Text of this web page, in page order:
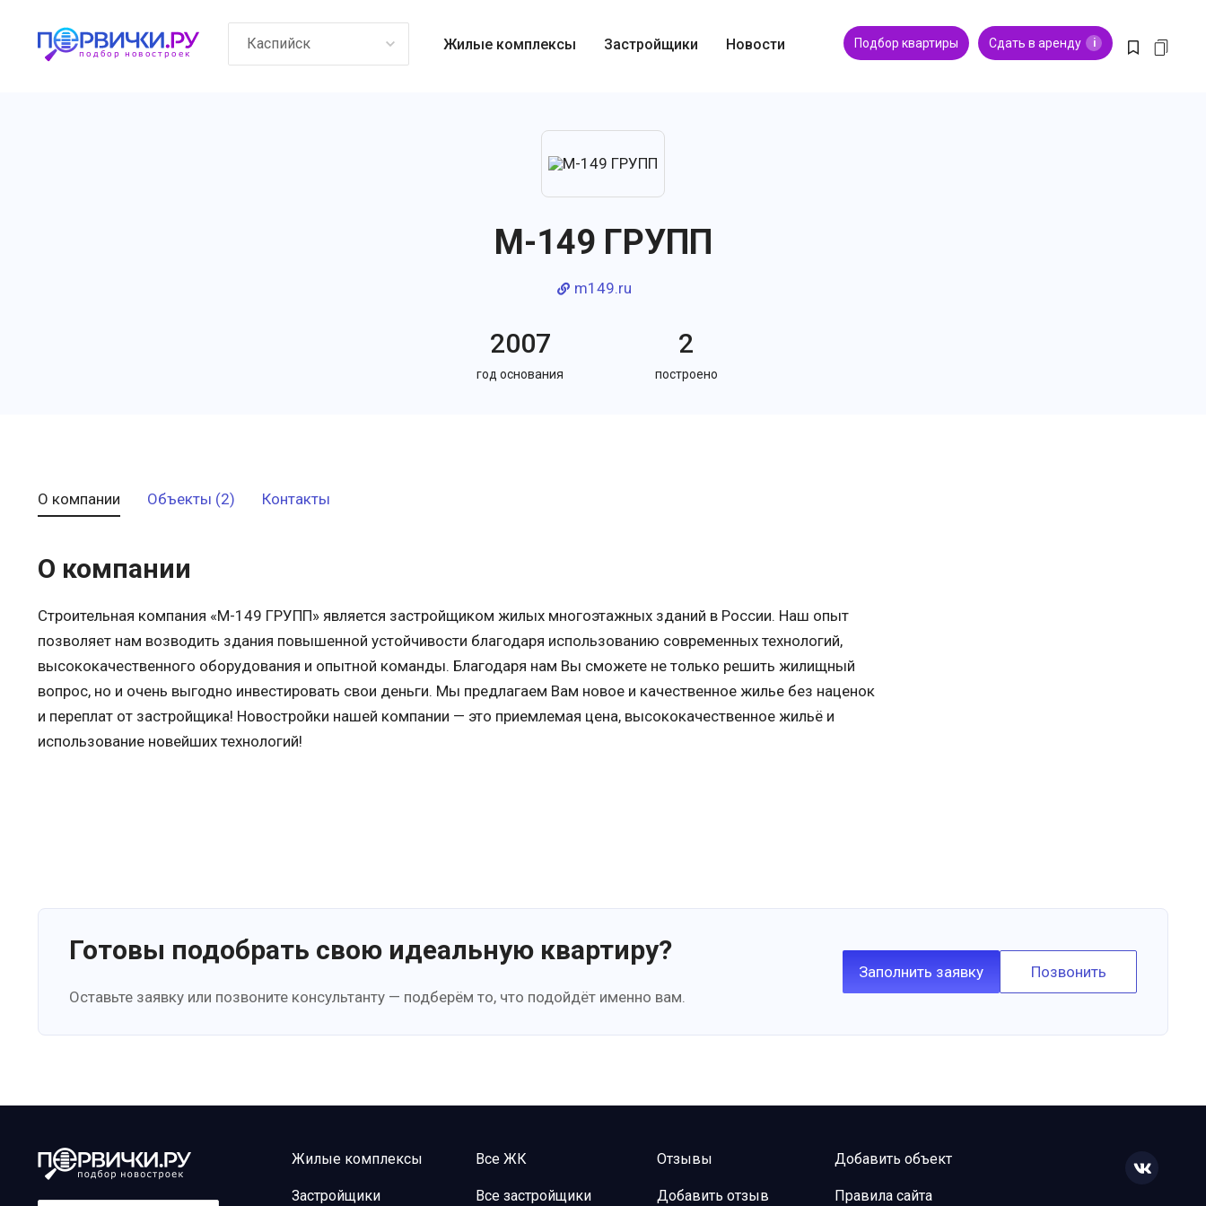
Каспийск Жилые комплексы Застройщики Новости Подбор квартиры Сдать в аренду i
M-149 ГРУПП
m149.ru
2007
год основания
2
построено
О компании Объекты (2) Контакты
О компании
Строительная компания «М-149 ГРУПП» является застройщиком жилых многоэтажных зданий в России. Наш опыт
позволяет нам возводить здания повышенной устойчивости благодаря использованию современных технологий,
высококачественного оборудования и опытной команды. Благодаря нам Вы сможете не только решить жилищный
вопрос, но и очень выгодно инвестировать свои деньги. Мы предлагаем Вам новое и качественное жилье без наценок
и переплат от застройщика! Новостройки нашей компании — это приемлемая цена, высококачественное жильё и
использование новейших технологий!
Готовы подобрать свою идеальную квартиру?
Оставьте заявку или позвоните консультанту — подберём то, что подойдёт именно вам.
Заполнить заявку Позвонить
Жилые комплексы
Застройщики
Все ЖК
Все застройщики
Отзывы
Добавить отзыв
Добавить объект
Правила сайта